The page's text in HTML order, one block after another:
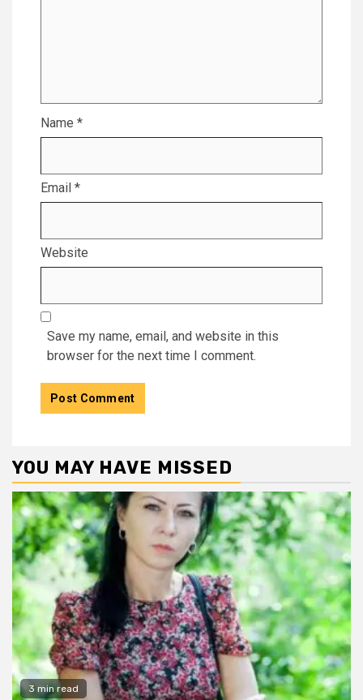
Name *
Email *
Website
Save my name, email, and website in this
browser for the next time I comment.
YOU MAY HAVE MISSED
3 min read